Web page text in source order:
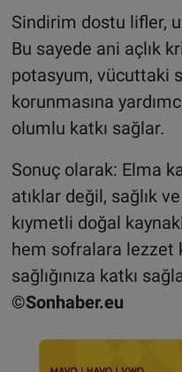
Sindirim dostu lifler,
Bu sayede ani açlık
potasyum, vücuttaki
korunmasına
olumlu katkı sağlar.
Sonuç olarak: Elma
atıklar değil, sağlık
kıymetli doğal
hem sofralara lezzet
sağlığınıza katkı
©Sonhaber.eu